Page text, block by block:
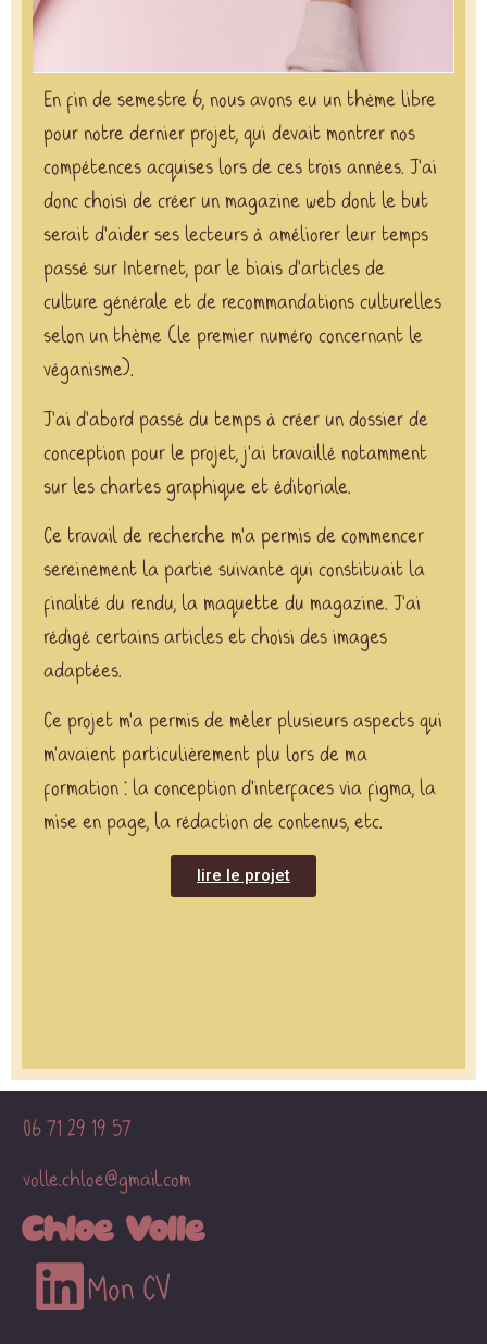
En fin de semestre 6, nous avons eu un thème libre
pour notre dernier projet, qui devait montrer nos
compétences acquises lors de ces trois années. J’ai
donc choisi de créer un magazine web dont le but
serait d’aider ses lecteurs à améliorer leur temps
passé sur Internet, par le biais d’articles de
culture générale et de recommandations culturelles
selon un thème (le premier numéro concernant le
véganisme).
J’ai d’abord passé du temps à créer un dossier de
conception pour le projet, j’ai travaillé notamment
sur les chartes graphique et éditoriale.
Ce travail de recherche m’a permis de commencer
sereinement la partie suivante qui constituait la
finalité du rendu, la maquette du magazine. J’ai
rédigé certains articles et choisi des images
adaptées.
Ce projet m’a permis de mêler plusieurs aspects qui
m’avaient particulièrement plu lors de ma
formation : la conception d’interfaces via figma, la
mise en page, la rédaction de contenus, etc.
lire le projet
06 71 29 19 57
volle.chloe@gmail.com
Chloé Volle
Mon CV